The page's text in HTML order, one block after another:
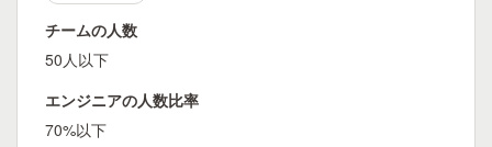
チームの人数
50人以下
エンジニアの人数比率
70%以下